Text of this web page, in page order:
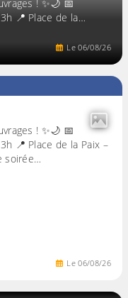
! ✨🌙 📅
📍 Place de la…
Le06/08/26
! ✨🌙 📅
📍 Place de la Paix –
soirée…
Le06/08/26